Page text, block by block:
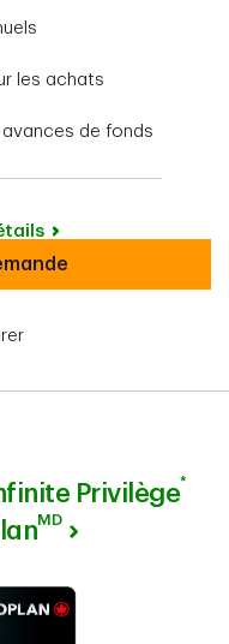
les achats
de fonds
Privilège*
MD